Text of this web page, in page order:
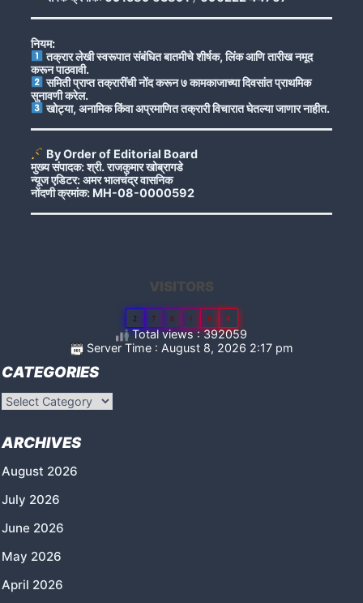
नियम:
तक्रार लेखी स्वरूपात संबंधित बातमीचे शीर्षक, लिंक आणि तारीख नमूद
करून पाठवावी.
समिती प्राप्त तक्रारींची नोंद करून ७ कामकाजाच्या दिवसांत प्राथमिक
सुनावणी करेल.
खोट्या, अनामिक किंवा अप्रमाणित तक्रारी विचारात घेतल्या जाणार नाहीत.
By Order of Editorial Board
मुख्य संपादक: श्री. राजकुमार खोब्रागडे
न्यूज एडिटर: अमर भालचंद्र वासनिक
नोंदणी क्रमांक: MH-08-0000592
VISITORS
2 7 8 4 8 4
Total views : 392059
Server Time : August 8, 2026 2:17 pm
CATEGORIES
Categories
ARCHIVES
August 2026
July 2026
June 2026
May 2026
April 2026